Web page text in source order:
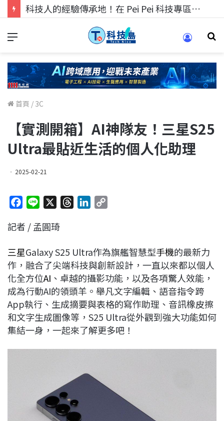
科技人找工作，就到TECH+ 科技專區!
首頁 / 3C
【實測開箱】AI神隊友！三星S25
Ultra最貼近生活的個人化助理
2025-02-21
c
b
o
o
k
n
a
d
s
e
d
I
n
L
i
n
k
記者 / 孟圓琦
三星Galaxy S25 Ultra作為旗艦智慧型手機的最新力
作，融合了尖端科技與創新設計，一直以來都以個人
化全方位AI 、卓越的攝影功能，以及各項驚人效能，
成為行動AI的領頭羊。舉凡文字編輯、語音指令跨
App執行、生成摘要與表格的寫作助理、音訊橡皮擦
和文字生成圖像等，S25 Ultra從外觀到強大功能如何
集結一身，一起來了解更多吧！